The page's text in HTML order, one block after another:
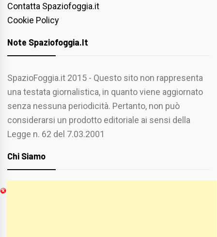
Contatta Spaziofoggia.it
Cookie Policy
Note Spaziofoggia.it
SpazioFoggia.it 2015 - Questo sito non rappresenta
una testata giornalistica, in quanto viene aggiornato
senza nessuna periodicità. Pertanto, non può
considerarsi un prodotto editoriale ai sensi della
Legge n. 62 del 7.03.2001
Chi Siamo